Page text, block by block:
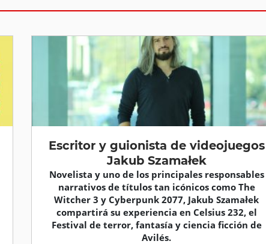
Escritor y guionista de videojuegos
Jakub Szamałek
Novelista y uno de los principales responsables
narrativos de títulos tan icónicos como The
Witcher 3 y Cyberpunk 2077, Jakub Szamałek
compartirá su experiencia en Celsius 232, el
Festival de terror, fantasía y ciencia ficción de
Avilés.